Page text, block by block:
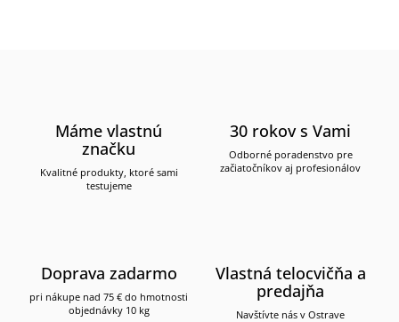
Máme vlastnú
značku
Kvalitné produkty, ktoré sami
testujeme
30 rokov s Vami
Odborné poradenstvo pre
začiatočníkov aj profesionálov
Doprava zadarmo
pri nákupe nad 75 € do hmotnosti
objednávky 10 kg
Vlastná telocvičňa a
predajňa
Navštívte nás v Ostrave